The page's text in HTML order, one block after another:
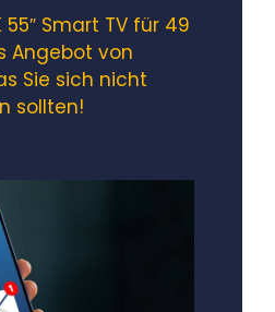
Smart TV für 49
Angebot von
Sie sich nicht
sollten!